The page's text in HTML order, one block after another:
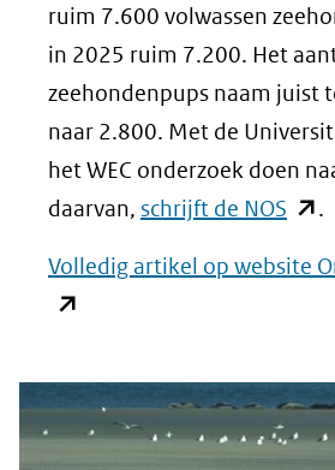
ruim 7.600 volwassen
in 2025 ruim 7.200. Het
zeehondenpups naam juist
naar 2.800. Met de
het WEC onderzoek doen
daarvan, schrijft de NOS
naar
een
.
Volledig artikel op website